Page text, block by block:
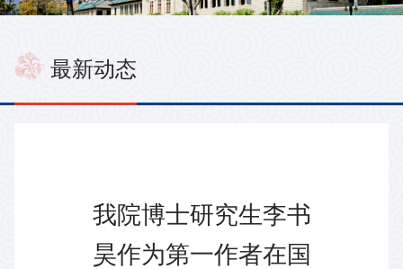
最新动态
我院博士研究生李书
昊作为第一作者在国